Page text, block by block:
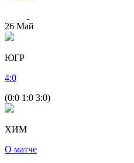
26 Май
ЮГР
4:0
(0:0 1:0 3:0)
ХИМ
О матче